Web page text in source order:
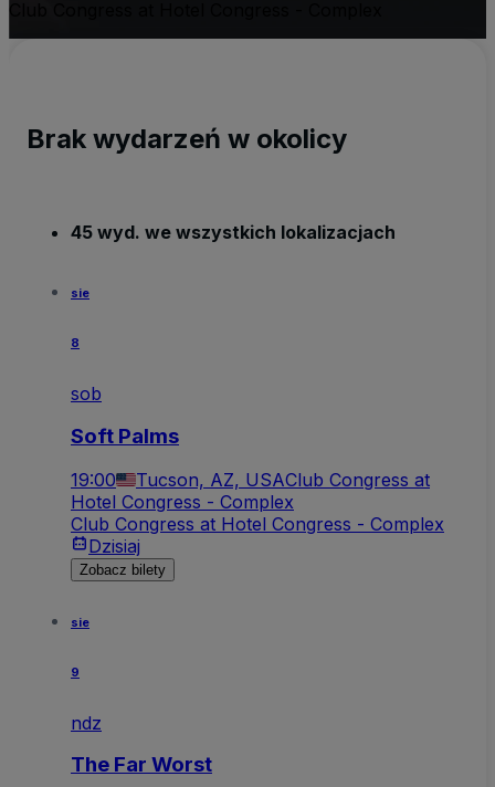
Brak wydarzeń w okolicy
45 wyd. we wszystkich lokalizacjach
sie
8
sob
Soft Palms
19:00 Tucson, AZ, USAClub Congress at
Hotel Congress - Complex
Club Congress at Hotel Congress - Complex
Dzisiaj
Zobacz bilety
sie
9
ndz
The Far Worst